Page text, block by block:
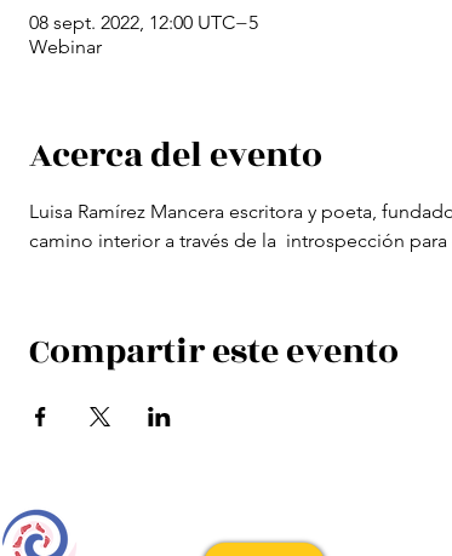
08 sept. 2022, 12:00 UTC−5
Webinar
Acerca del evento
Luisa Ramírez Mancera escritora y poeta,
camino interior a través de la  introspección
Compartir este evento